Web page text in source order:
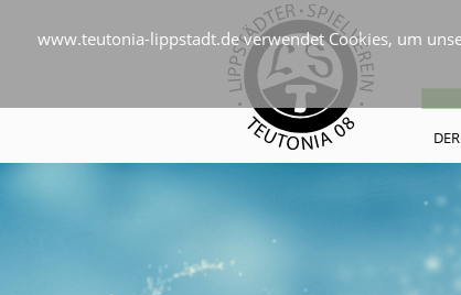
www.teutonia-lippstadt.de verwendet Cookies, um